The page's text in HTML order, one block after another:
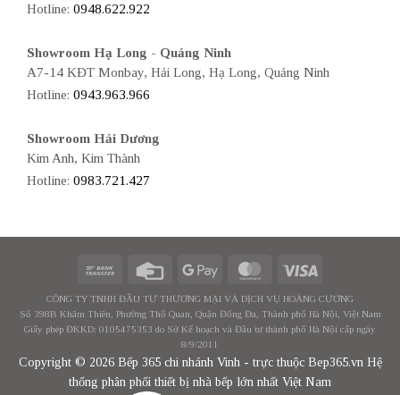
Hotline: 0948.622.922
Showroom Hạ Long - Quảng Ninh
A7-14 KĐT Monbay, Hải Long, Hạ Long, Quảng Ninh
Hotline: 0943.963.966
Showroom Hải Dương
Kim Anh, Kim Thành
Hotline: 0983.721.427
CÔNG TY TNHH ĐẦU TƯ THƯƠNG MẠI VÀ DỊCH VỤ HOÀNG CƯƠNG
Số 398B Khâm Thiên, Phường Thổ Quan, Quận Đống Đa, Thành phố Hà Nội, Việt Nam
Giấy phép ĐKKD: 0105475353 do Sở Kế hoạch và Đầu tư thành phố Hà Nội cấp ngày
8/9/2011
Copyright © 2026 Bếp 365 chi nhánh Vinh - trực thuộc Bep365.vn Hệ
thống phân phối thiết bị nhà bếp lớn nhất Việt Nam